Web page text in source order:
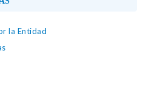
la Entidad